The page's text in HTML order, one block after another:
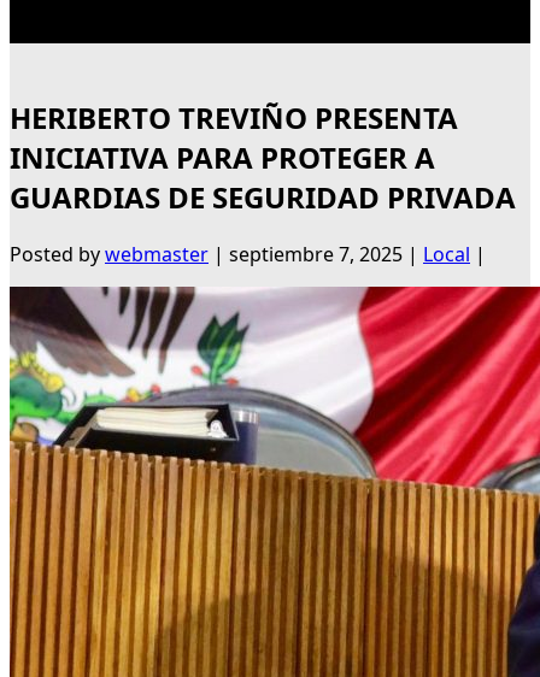
HERIBERTO TREVIÑO PRESENTA
INICIATIVA PARA PROTEGER A
GUARDIAS DE SEGURIDAD PRIVADA
Posted bywebmaster | septiembre 7, 2025 | Local |